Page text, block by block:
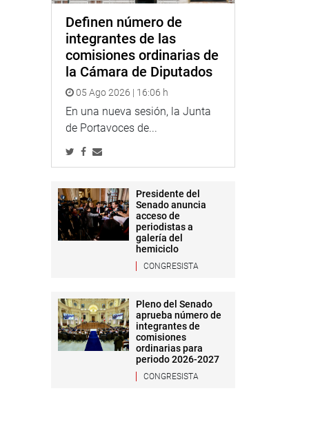
Definen número de
integrantes de las
comisiones ordinarias de
la Cámara de Diputados
05 Ago 2026 | 16:06 h
En una nueva sesión, la Junta
de Portavoces de...
Presidente del
Senado anuncia
acceso de
periodistas a
galería del
hemiciclo
CONGRESISTA
Pleno del Senado
aprueba número de
integrantes de
comisiones
ordinarias para
periodo 2026-2027
CONGRESISTA